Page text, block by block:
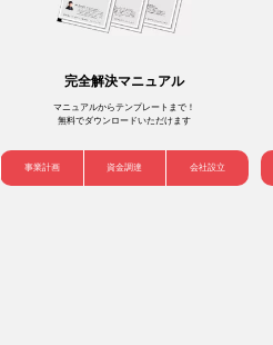
完全解決マニュアル
マニュアルからテンプレートまで！
無料でダウンロードいただけます
事業計画 資金調達 会社設立